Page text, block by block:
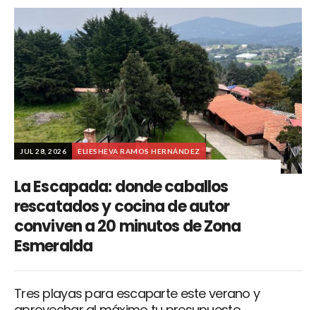
JUL 28, 2026 ELIESHEVA RAMOS HERNÁNDEZ
La Escapada: donde caballos
rescatados y cocina de autor
conviven a 20 minutos de Zona
Esmeralda
Tres playas para escaparte este verano y